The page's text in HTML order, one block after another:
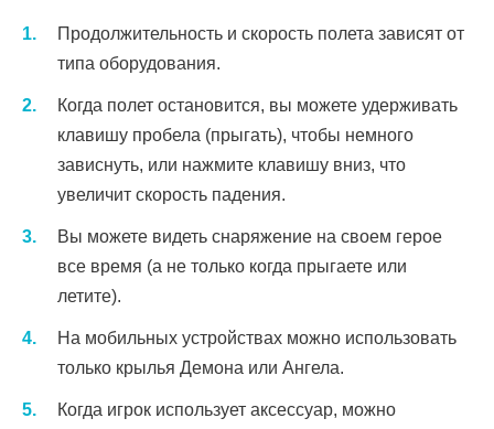
Продолжительность и скорость полета зависят от
типа оборудования.
Когда полет остановится, вы можете удерживать
клавишу пробела (прыгать), чтобы немного
зависнуть, или нажмите клавишу вниз, что
увеличит скорость падения.
Вы можете видеть снаряжение на своем герое
все время (а не только когда прыгаете или
летите).
На мобильных устройствах можно использовать
только крылья Демона или Ангела.
Когда игрок использует аксессуар, можно